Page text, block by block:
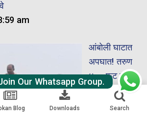
am
आंबोली घाटात
अपघात! तरुण
४०० फूट दरीत
पडला;
शोधमोहीम सुरू
Blog Downloads Search
Our Whatsapp Group.